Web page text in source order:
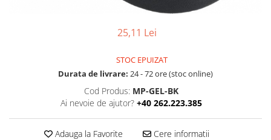
25,11 Lei
STOC EPUIZAT
Durata de livrare: 24 - 72 ore (stoc online)
Cod Produs: MP-GEL-BK
Ai nevoie de ajutor? +40 262.223.385
Adauga la Favorite Cere informatii